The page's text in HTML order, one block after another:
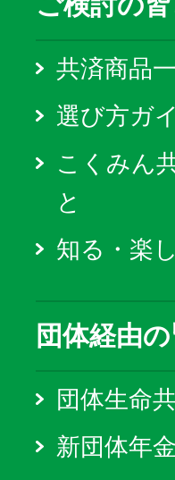
共済商品
選び方ガ
こくみん
と
知る・楽
団体経由
団体生命
新団体年